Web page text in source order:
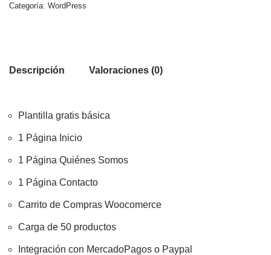
Categoría: WordPress
Descripción Valoraciones (0)
Plantilla gratis básica
1 Página Inicio
1 Página Quiénes Somos
1 Página Contacto
Carrito de Compras Woocomerce
Carga de 50 productos
Integración con MercadoPagos o Paypal